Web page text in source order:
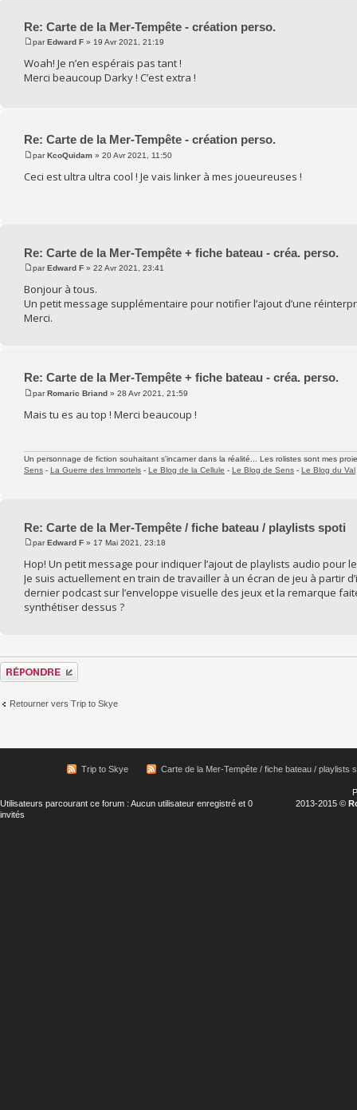
Re: Carte de la Mer-Tempête - création perso.
parEdward F » 19 Avr 2021, 21:19
Woah! Je n’en espérais pas tant !
Merci beaucoup Darky ! C’est extra !
Re: Carte de la Mer-Tempête - création perso.
parKcoQuidam » 20 Avr 2021, 11:50
Ceci est ultra ultra cool ! Je vais linker à mes joueureuses !
Re: Carte de la Mer-Tempête + fiche bateau - créa. perso.
parEdward F » 22 Avr 2021, 23:41
Bonjour à tous.
Un petit message supplémentaire pour notifier l’ajout d’une
Merci.
Re: Carte de la Mer-Tempête + fiche bateau - créa. perso.
parRomaric Briand » 28 Avr 2021, 21:59
Mais tu es au top ! Merci beaucoup !
Un personnage de fiction souhaitant s'incarner dans la réalité... Les rolistes sont mes
Sens - La Guerre des Immortels - Le Blog de la Cellule - Le Blog de Sens - Le Blog du Val
Re: Carte de la Mer-Tempête / fiche bateau / playlists spoti
parEdward F » 17 Mai 2021, 23:18
Hop! Un petit message pour indiquer l’ajout de playlists audio pour
Je suis actuellement en train de travailler à un écran de jeu à partir
dernier podcast sur l’enveloppe visuelle des jeux et la remarque
synthétiser dessus ?
Répondre
Retourner vers Trip to Skye
Trip to Skye Carte de la Mer-Tempête / fiche bateau / playlists
Utilisateurs parcourant ce forum : Aucun utilisateur enregistré et 0
invités
2013-2015 ©